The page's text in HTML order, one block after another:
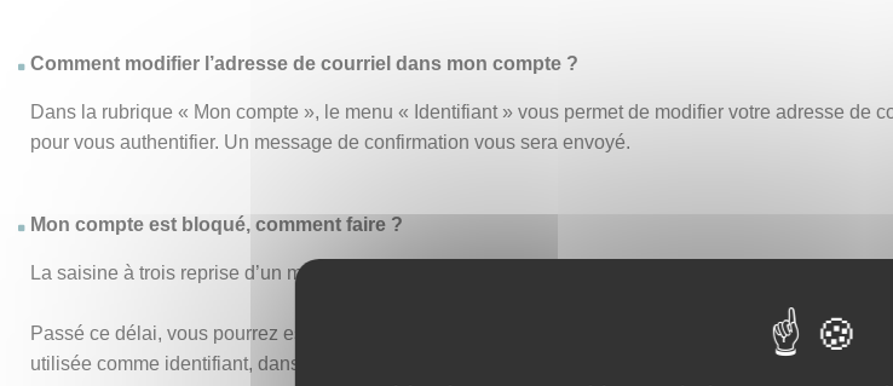
Comment modifier l’adresse de courriel dans mon compte ?
Dans la rubrique « Mon compte », le menu « Identifiant » vous permet de modifier votre adresse de
pour vous authentifier. Un message de confirmation vous sera envoyé.
Mon compte est bloqué, comment faire ?
La saisine à trois reprise d’un mot de passe ou d’un identifiant erroné bloque automatiquement le
Passé ce délai, vous pourrez essayer de vous connecter de nouveau ou demander la
utilisée comme identifiant, dans vos anciens accusés de réception par exemple, afin de vous assurer